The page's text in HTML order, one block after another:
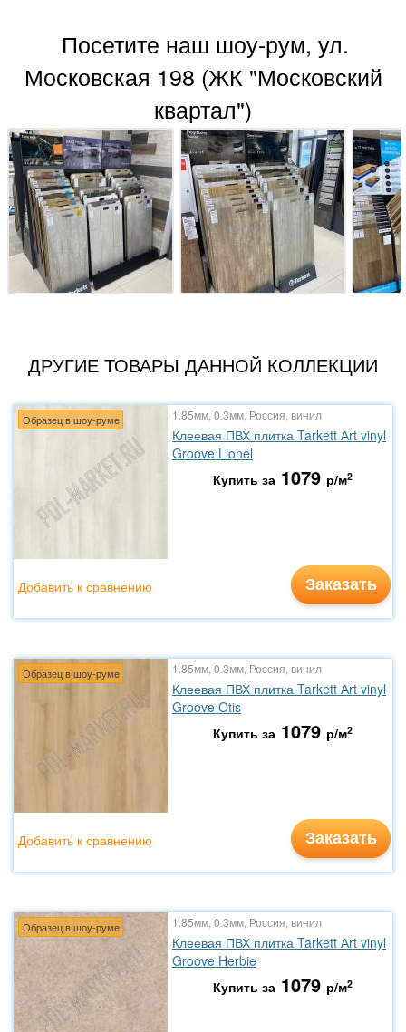
Посетите наш шоу-рум, ул.
Московская 198 (ЖК "Московский
квартал")
ДРУГИЕ ТОВАРЫ ДАННОЙ КОЛЛЕКЦИИ
Образец в шоу-руме 1.85мм, 0.3мм, Россия, винил
Клеевая ПВХ плитка Tarkett Аrt vinyl
Groove Lionel
Купить за 1079 р/м2
Заказать
Добавить к сравнению
Образец в шоу-руме 1.85мм, 0.3мм, Россия, винил
Клеевая ПВХ плитка Tarkett Аrt vinyl
Groove Otis
Купить за 1079 р/м2
Заказать
Добавить к сравнению
Образец в шоу-руме 1.85мм, 0.3мм, Россия, винил
Клеевая ПВХ плитка Tarkett Аrt vinyl
Groove Herbie
Купить за 1079 р/м2